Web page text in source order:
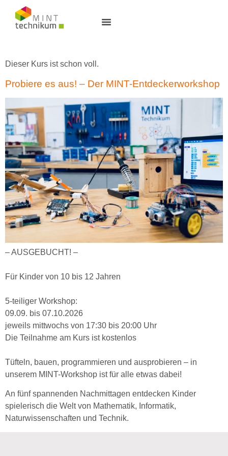
Dieser Kurs ist schon voll.
Probiere es aus! – Der MINT-Entdeckerworkshop
– AUSGEBUCHT! –
Für Kinder von 10 bis 12 Jahren
5-teiliger Workshop:
09.09. bis 07.10.2026
jeweils mittwochs von 17:30 bis 20:00 Uhr
Die Teilnahme am Kurs ist kostenlos
Tüfteln, bauen, programmieren und ausprobieren – in
unserem MINT-Workshop ist für alle etwas dabei!
An fünf spannenden Nachmittagen entdecken Kinder
spielerisch die Welt von Mathematik, Informatik,
Naturwissenschaften und Technik.